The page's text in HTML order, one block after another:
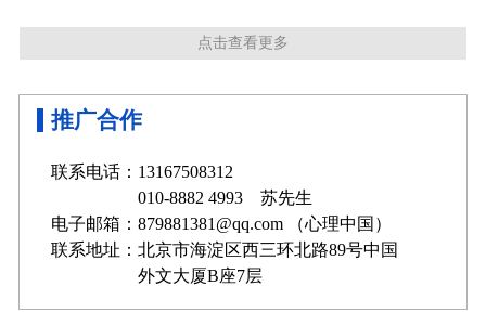
点击查看更多
推广合作
联系电话：13167508312
010-8882 4993 苏先生
电子邮箱：879881381@qq.com （心理中国）
联系地址：北京市海淀区西三环北路89号中国
外文大厦B座7层